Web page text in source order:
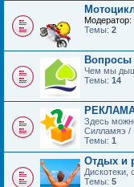
Модератор:
Темы: 2
Вопросы
Чем мы
Темы: 14
Здесь
Силламяэ
Темы: 1
Отдых и
Дискотеки,
Темы: 5